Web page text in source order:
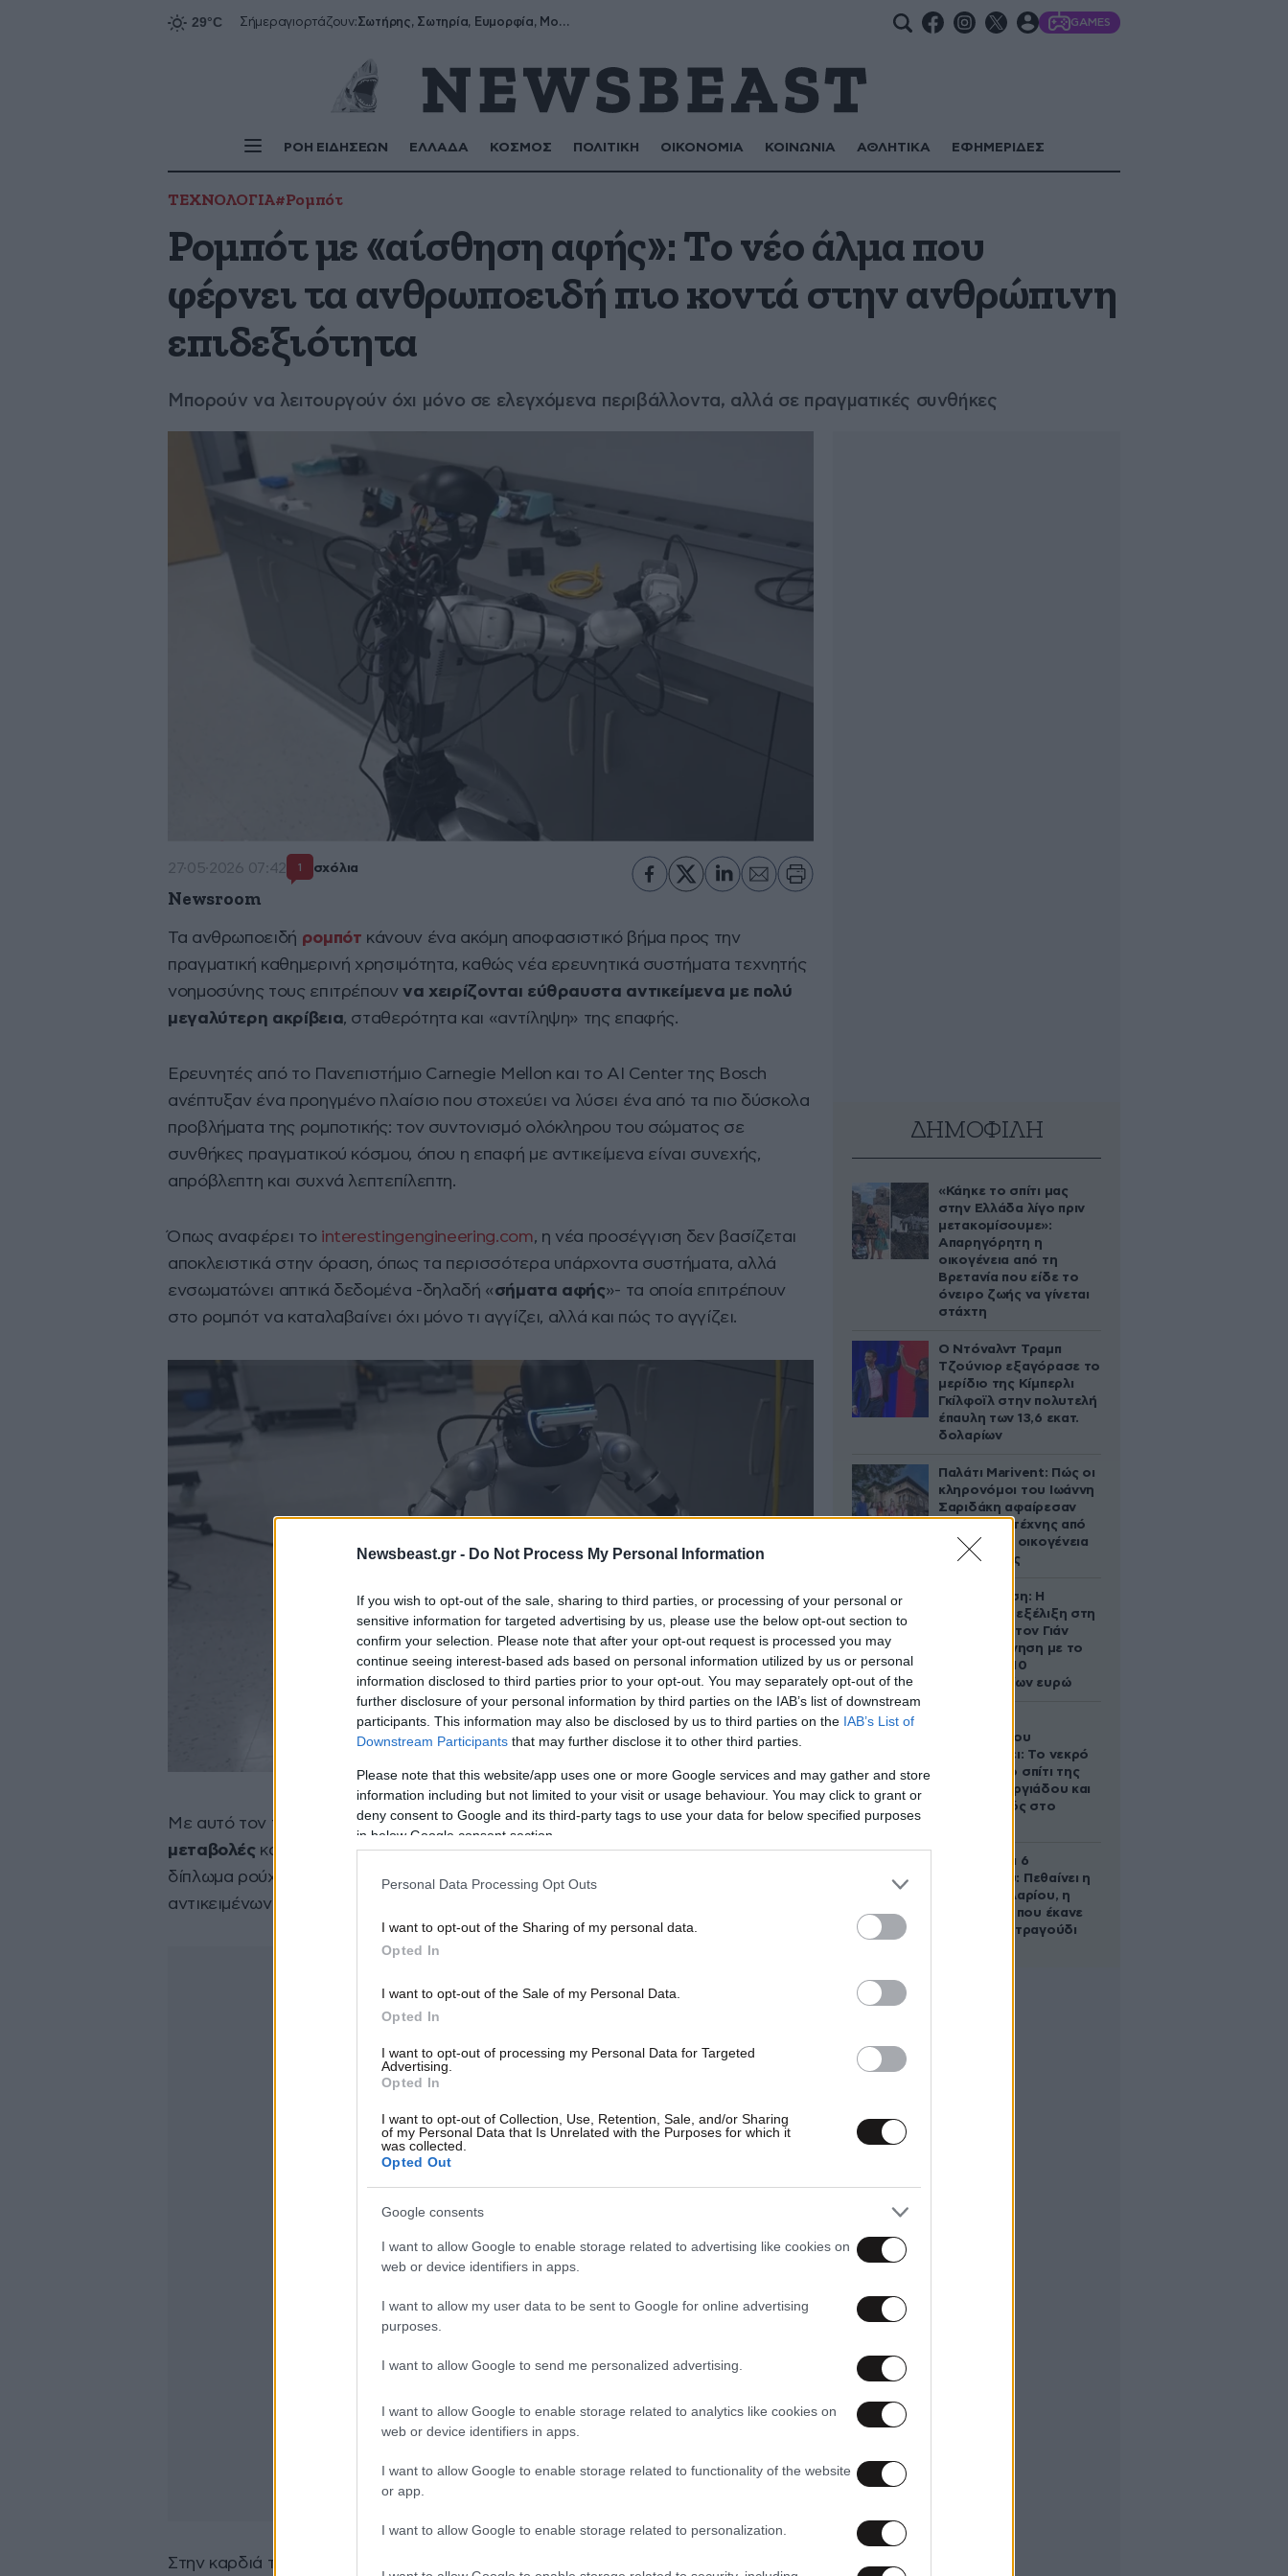
Newsbeast.gr - Do Not Process My Personal Information
If you wish to opt-out of the sale, sharing to third parties, or processing of your personal or
sensitive information for targeted advertising by us, please use the below opt-out section to
confirm your selection. Please note that after your opt-out request is processed you may
continue seeing interest-based ads based on personal information utilized by us or personal
information disclosed to third parties prior to your opt-out. You may separately opt-out of the
further disclosure of your personal information by third parties on the IAB’s list of downstream
participants. This information may also be disclosed by us to third parties on the IAB’s List of
Downstream Participants that may further disclose it to other third parties.
Please note that this website/app uses one or more Google services and may gather and store
information including but not limited to your visit or usage behaviour. You may click to grant or
deny consent to Google and its third-party tags to use your data for below specified purposes
in below Google consent section.
Personal Data Processing Opt Outs
I want to opt-out of the Sharing of my personal data.
Opted In
I want to opt-out of the Sale of my Personal Data.
Opted In
I want to opt-out of processing my Personal Data for Targeted
Advertising.
Opted In
I want to opt-out of Collection, Use, Retention, Sale, and/or Sharing
of my Personal Data that Is Unrelated with the Purposes for which it
was collected.
Opted Out
Google consents
I want to allow Google to enable storage related to advertising like cookies on
web or device identifiers in apps.
I want to allow my user data to be sent to Google for online advertising
purposes.
I want to allow Google to send me personalized advertising.
I want to allow Google to enable storage related to analytics like cookies on
web or device identifiers in apps.
I want to allow Google to enable storage related to functionality of the website
or app.
I want to allow Google to enable storage related to personalization.
Σήμεραγιορτάζουν: Σωτήρης, Σωτηρία, Ευμορφία, Μορφούλα GAMES
ΡΟΗ ΕΙΔΗΣΕΩΝ ΕΛΛΑΔΑ ΚΟΣΜΟΣ ΠΟΛΙΤΙΚΗ ΟΙΚΟΝΟΜΙΑ ΚΟΙΝΩΝΙΑ ΑΘΛΗΤΙΚΑ ΕΦΗΜΕΡΙΔΕΣ
ΤΕΧΝΟΛΟΓΙΑ#Ρομπότ
Ρομπότ με «αίσθηση αφής»: Το νέο άλμα που
φέρνει τα ανθρωποειδή πιο κοντά στην ανθρώπινη
επιδεξιότητα
Μπορούν να λειτουργούν όχι μόνο σε ελεγχόμενα περιβάλλοντα, αλλά σε πραγματικές συνθήκες
27·05·2026 07:42 1 σχόλια
Newsroom
Τα ανθρωποειδή ρομπότ κάνουν ένα ακόμη αποφασιστικό βήμα προς την
πραγματική καθημερινή χρησιμότητα, καθώς νέα ερευνητικά συστήματα τεχνητής
νοημοσύνης τους επιτρέπουννα χειρίζονται εύθραυστα αντικείμενα με πολύ
μεγαλύτερη ακρίβεια, σταθερότητα και «αντίληψη» της επαφής.
Ερευνητές από το Πανεπιστήμιο Carnegie Mellon και το AI Center της Bosch
ανέπτυξαν ένα προηγμένο πλαίσιο που στοχεύει να λύσει ένα από τα πιο δύσκολα
προβλήματα της ρομποτικής: τον συντονισμό ολόκληρου του σώματος σε
συνθήκες πραγματικού κόσμου, όπου η επαφή με αντικείμενα είναι συνεχής,
απρόβλεπτη και συχνά λεπτεπίλεπτη.
Όπως αναφέρει το interestingengineering.com, η νέα προσέγγιση δεν βασίζεται
αποκλειστικά στην όραση, όπως τα περισσότερα υπάρχοντα συστήματα, αλλά
ενσωματώνει απτικά δεδομένα -δηλαδή «σήματα αφής»- τα οποία επιτρέπουν
στο ρομπότ να καταλαβαίνει όχι μόνο τι αγγίζει, αλλά και πώς το αγγίζει.
Με αυτό τον τρόπο,
μπορεί να εκτιμήσει πιέσεις, αντιστάσεις και μικρο-
μεταβολέςκατά τη διάρκεια μιας κίνησης, κάτι κρίσιμο για εργασίες όπως το
δίπλωμα ρούχων, η μεταφορά εύθραυστων αντικειμένων ή η στοίβαξη
αντικειμένων χωρίς ζημιές.
Στην καρδιά του συστήματος βρίσκεται ένα νέο μοντέλο
ΔΗΜΟΦΙΛΗ
«Κάηκε το σπίτι μας
στην Ελλάδα λίγο πριν
μετακομίσουμε»:
Απαρηγόρητη η
οικογένεια από τη
Βρετανία που είδε το
όνειρο ζωής να γίνεται
στάχτη
Ο Ντόναλντ Τραμπ
Τζούνιορ εξαγόρασε το
μερίδιο της Κίμπερλι
Γκίλφοϊλ στην πολυτελή
έπαυλη των 13,6 εκατ.
δολαρίων
Παλάτι Marivent: Πώς οι
κληρονόμοι του Ιωάννη
Σαριδάκη αφαίρεσαν
1.300 έργα τέχνης από
τη βασιλική οικογένεια
της Ισπανίας
Αθηνά Ωνάση: Η
απρόσμενη εξέλιξη στη
διαμάχη με τον Γιάν
Τοπς – Η κίνηση με το
άλογο των 10
εκατομμυρίων ευρώ
Τζώρτζογλου
αποκαλύπτει: Το νεκρό
έμβρυο στο σπίτι της
Μαρίας Γεωργιάδου και
ο εγκλεισμός στο
Σαν σήμερα 6
Αυγούστου: Πεθαίνει η
Ρίτα Σακελλαρίου, η
λαϊκή ντίβα που έκανε
τη ζωή της τραγούδι